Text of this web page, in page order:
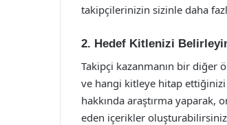
takipçilerinizin sizinle daha
2. Hedef Kitlenizi
Takipçi kazanmanın bir diğer
ve hangi kitleye hitap ettiğinizi
hakkında araştırma yaparak,
eden içerikler